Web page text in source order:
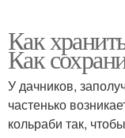
Как
Как
У дачников,
частенько
кольраби так,